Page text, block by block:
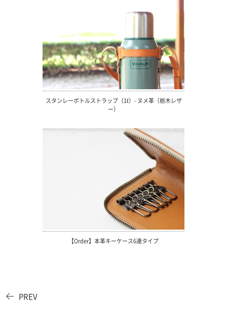
スタンレーボトルストラップ（1ℓ）- ヌメ革（栃木レザ
ー）
【Order】本革キーケース6連タイプ
PREV